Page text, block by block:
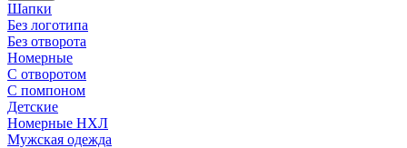
Шапки
Без логотипа
Без отворота
Номерные
С отворотом
С помпоном
Детские
Номерные НХЛ
Мужская одежда